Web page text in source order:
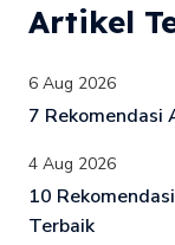
Artikel
6 Aug 2026
7 Rekomendasi
4 Aug 2026
10
Terbaik